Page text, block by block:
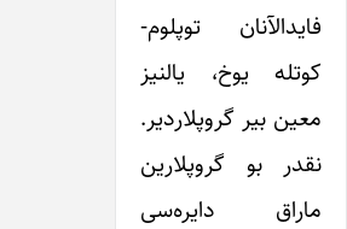
فایدالآنان توپلوم-
کوتله یوخ، یالنیز
معین بیر گروپلاردیر.
نقدر بو گروپلارین
ماراق دایره‌سی